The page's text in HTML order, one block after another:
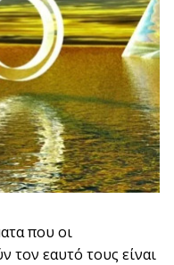
που οι
τον εαυτό τους είναι